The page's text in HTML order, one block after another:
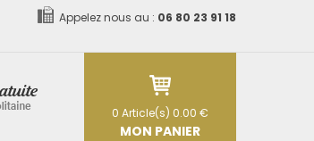
Appelez nous au : 06 80 23 91 18
0 Article(s) 0.00 €
MON PANIER